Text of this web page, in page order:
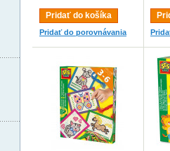
Pridať do košíka
Pridať do porovnávania